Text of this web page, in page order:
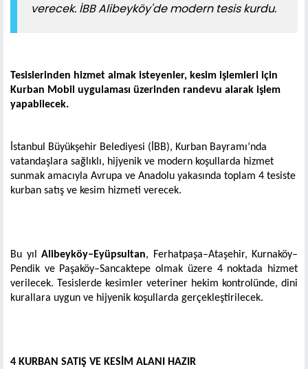
verecek. İBB Alibeyköy'de modern tesis kurdu.
Tesislerinden hizmet almak isteyenler, kesim işlemleri için
Kurban Mobil uygulaması üzerinden randevu alarak işlem
yapabilecek.
İstanbul Büyükşehir Belediyesi (İBB), Kurban Bayramı’nda
vatandaşlara sağlıklı, hijyenik ve modern koşullarda hizmet
sunmak amacıyla Avrupa ve Anadolu yakasında toplam 4 tesiste
kurban satış ve kesim hizmeti verecek.
Bu yıl Alibeyköy–Eyüpsultan, Ferhatpaşa–Ataşehir, Kurnaköy–
Pendik ve Paşaköy–Sancaktepe olmak üzere 4 noktada hizmet
verilecek. Tesislerde kesimler veteriner hekim kontrolünde, dini
kurallara uygun ve hijyenik koşullarda gerçekleştirilecek.
4 KURBAN SATIŞ VE KESİM ALANI HAZIR